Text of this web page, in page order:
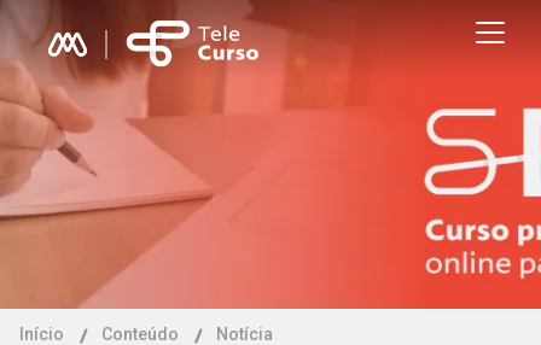
Início Conteúdo Notícia